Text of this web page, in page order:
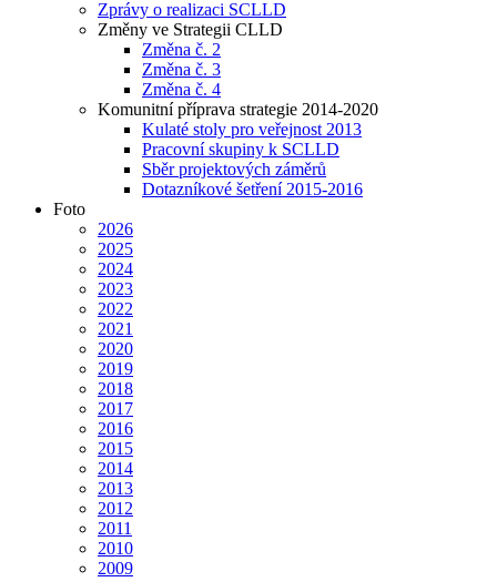
Zprávy o realizaci SCLLD
Změny ve Strategii CLLD
Změna č. 2
Změna č. 3
Změna č. 4
Komunitní příprava strategie 2014-2020
Kulaté stoly pro veřejnost 2013
Pracovní skupiny k SCLLD
Sběr projektových záměrů
Dotazníkové šetření 2015-2016
Foto
2026
2025
2024
2023
2022
2021
2020
2019
2018
2017
2016
2015
2014
2013
2012
2011
2010
2009